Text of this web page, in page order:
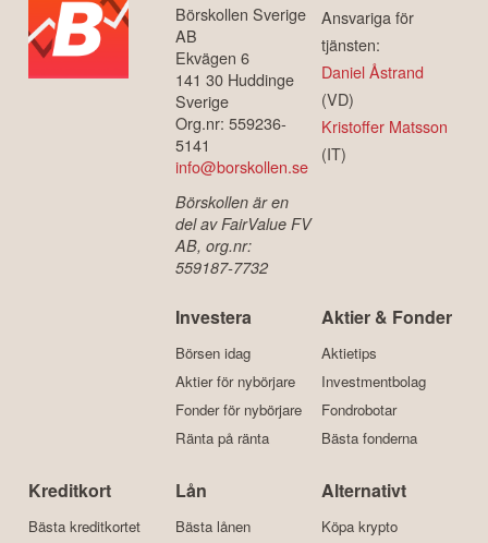
Börskollen Sverige
AB
Ekvägen 6
141 30 Huddinge
Sverige
Org.nr: 559236-
5141
info@borskollen.se
Börskollen är en
del av FairValue FV
AB, org.nr:
559187-7732
Ansvariga för
tjänsten:
Daniel Åstrand
(VD)
Kristoffer Matsson
(IT)
Investera
Börsen idag
Aktier för nybörjare
Fonder för nybörjare
Ränta på ränta
Aktier & Fonder
Aktietips
Investmentbolag
Fondrobotar
Bästa fonderna
Kreditkort
Bästa kreditkortet
Lån
Bästa lånen
Alternativt
Köpa krypto